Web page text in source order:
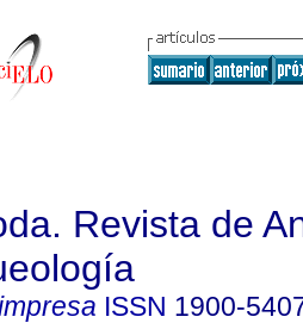
Revista de
ISSN 1900-